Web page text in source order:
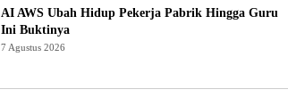
AI AWS Ubah Hidup Pekerja Pabrik Hingga Guru
Ini Buktinya
7 Agustus 2026